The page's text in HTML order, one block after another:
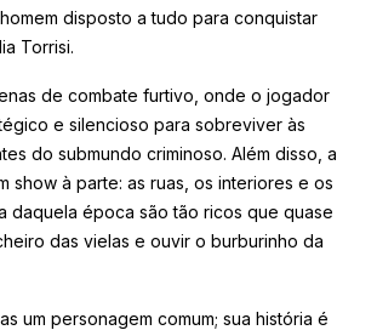
disposto a tudo para conquistar
Torrisi.
de combate furtivo, onde o jogador
e silencioso para sobreviver às
do submundo criminoso. Além disso, a
show à parte: as ruas, os interiores e os
daquela época são tão ricos que quase
das vielas e ouvir o burburinho da
um personagem comum; sua história é